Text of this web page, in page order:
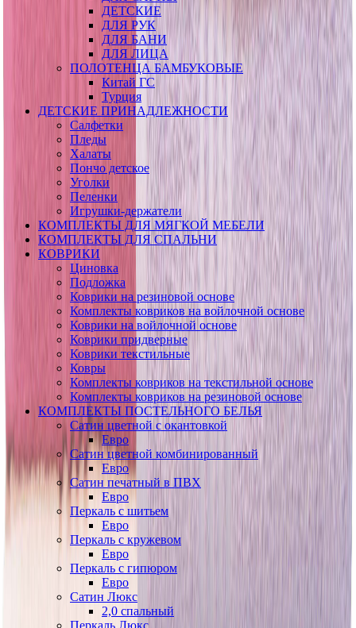
ДЕТСКИЕ
ДЛЯ РУК
ДЛЯ БАНИ
ДЛЯ ЛИЦА
ПОЛОТЕНЦА БАМБУКОВЫЕ
Китай ГС
Турция
ДЕТСКИЕ ПРИНАДЛЕЖНОСТИ
Салфетки
Пледы
Халаты
Пончо детское
Уголки
Пеленки
Игрушки-держатели
КОМПЛЕКТЫ ДЛЯ МЯГКОЙ МЕБЕЛИ
КОМПЛЕКТЫ ДЛЯ СПАЛЬНИ
КОВРИКИ
Циновка
Подложка
Коврики на резиновой основе
Комплекты ковриков на войлочной основе
Коврики на войлочной основе
Коврики придверные
Коврики текстильные
Ковры
Комплекты ковриков на текстильной основе
Комплекты ковриков на резиновой основе
КОМПЛЕКТЫ ПОСТЕЛЬНОГО БЕЛЬЯ
Сатин цветной с окантовкой
Евро
Сатин цветной комбинированный
Евро
Сатин печатный в ПВХ
Евро
Перкаль с шитьем
Евро
Перкаль с кружевом
Евро
Перкаль с гипюром
Евро
Сатин Люкс
2,0 спальный
Перкаль Люкс